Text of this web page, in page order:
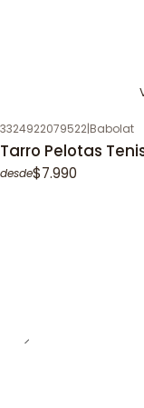
3324922079522|Babolat
Tarro Pelotas
desde$7.990